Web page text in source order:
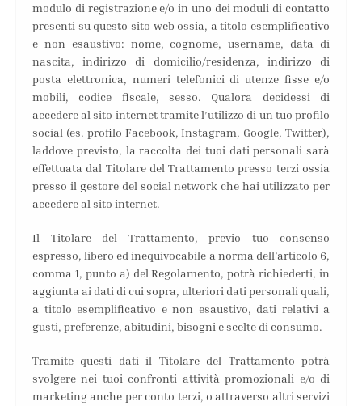
modulo di registrazione e/o in uno dei moduli di contatto
presenti su questo sito web ossia, a titolo esemplificativo
e non esaustivo: nome, cognome, username, data di
nascita, indirizzo di domicilio/residenza, indirizzo di
posta elettronica, numeri telefonici di utenze fisse e/o
mobili, codice fiscale, sesso. Qualora decidessi di
accedere al sito internet tramite l’utilizzo di un tuo profilo
social (es. profilo Facebook, Instagram, Google, Twitter),
laddove previsto, la raccolta dei tuoi dati personali sarà
effettuata dal Titolare del Trattamento presso terzi ossia
presso il gestore del social network che hai utilizzato per
accedere al sito internet.
Il Titolare del Trattamento, previo tuo consenso
espresso, libero ed inequivocabile a norma dell’articolo 6,
comma 1, punto a) del Regolamento, potrà richiederti, in
aggiunta ai dati di cui sopra, ulteriori dati personali quali,
a titolo esemplificativo e non esaustivo, dati relativi a
gusti, preferenze, abitudini, bisogni e scelte di consumo.
Tramite questi dati il Titolare del Trattamento potrà
svolgere nei tuoi confronti attività promozionali e/o di
marketing anche per conto terzi, o attraverso altri servizi